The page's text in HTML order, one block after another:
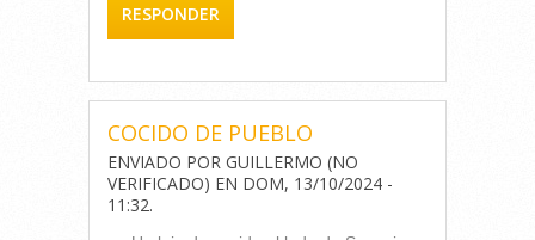
RESPONDER
COCIDO DE PUEBLO
ENVIADO POR GUILLERMO (NO
VERIFICADO) EN DOM, 13/10/2024 -
11:32.